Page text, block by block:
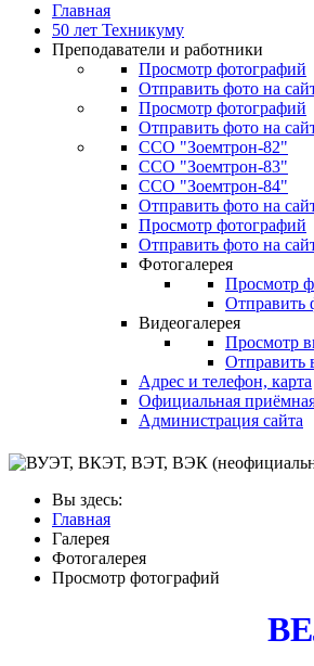
Главная
50 лет Техникуму
Преподаватели и работники
Просмотр фотографий
Отправить фото на
Просмотр фотографий
Отправить фото на
ССО "Зоемтрон-82"
ССО "Зоемтрон-83"
ССО "Зоемтрон-84"
Отправить фото на
Просмотр фотографий
Отправить фото на
Фотогалерея
Просмотр
Отправить
Видеогалерея
Просмотр
Отправить
Адрес и телефон, карта
Официальная
Администрация сайта
Вы здесь:
Главная
Галерея
Фотогалерея
Просмотр фотографий